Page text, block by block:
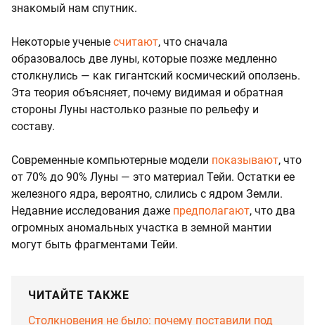
знакомый нам спутник.
Некоторые ученые считают, что сначала
образовалось две луны, которые позже медленно
столкнулись — как гигантский космический оползень.
Эта теория объясняет, почему видимая и обратная
стороны Луны настолько разные по рельефу и
составу.
Современные компьютерные модели показывают, что
от 70% до 90% Луны — это материал Тейи. Остатки ее
железного ядра, вероятно, слились с ядром Земли.
Недавние исследования даже предполагают, что два
огромных аномальных участка в земной мантии
могут быть фрагментами Тейи.
ЧИТАЙТЕ ТАКЖЕ
Столкновения не было: почему поставили под